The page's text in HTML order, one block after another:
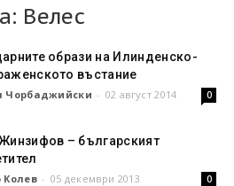
Велес
образи на Илинденско-
въстание
Чорбаджийски - 02 август 2014 0
– българският
- 05 декември 2013 0